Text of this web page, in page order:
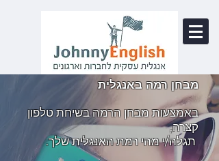
מבחן רמה באנגלית
באמצעות מבחן הרמה בשיחת טלפון
קצרה,
תגלה/י מהי רמת האנגלית שלך.